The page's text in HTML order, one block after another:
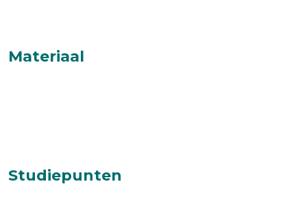
Materiaal
Studiepunten